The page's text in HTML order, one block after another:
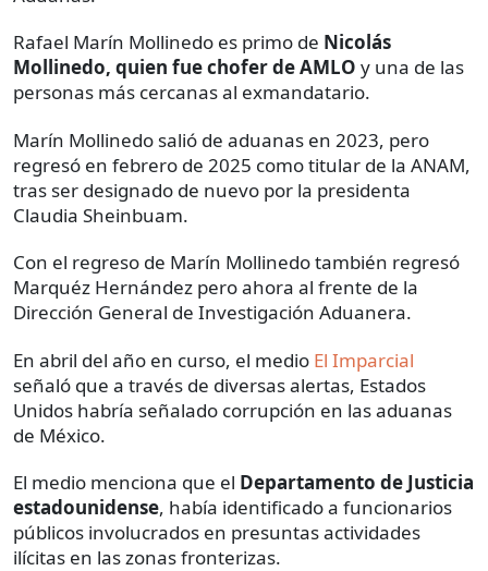
Rafael Marín Mollinedo es primo de Nicolás
Mollinedo, quien fue chofer de AMLO y una de las
personas más cercanas al exmandatario.
Marín Mollinedo salió de aduanas en 2023, pero
regresó en febrero de 2025 como titular de la ANAM,
tras ser designado de nuevo por la presidenta
Claudia Sheinbuam.
Con el regreso de Marín Mollinedo también regresó
Marquéz Hernández pero ahora al frente de la
Dirección General de Investigación Aduanera.
En abril del año en curso, el medio El Imparcial
señaló que a través de diversas alertas, Estados
Unidos habría señalado corrupción en las aduanas
de México.
El medio menciona que el Departamento de Justicia
estadounidense, había identificado a funcionarios
públicos involucrados en presuntas actividades
ilícitas en las zonas fronterizas.